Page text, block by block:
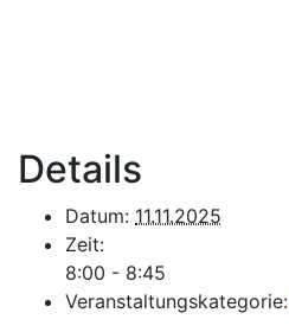
Details
Datum: 11.11.2025
Zeit:
8:00 - 8:45
Veranstaltungskategorie: